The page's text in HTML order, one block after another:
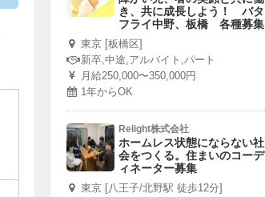
き、共に成長しよう！ バタ
フライ中野、板橋 各種募集
東京 [板橋区]
新卒,中途,アルバイト,パート
月給250,000〜350,000円
1年からOK
Relight株式会社
ホームレス状態にならない社
会をつくる。住まいのコーデ
ィネーター募集
東京 [八王子/北野駅 徒歩12分]